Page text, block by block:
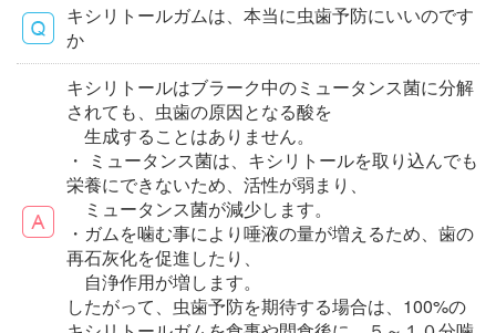
キシリトールガムは、本当に虫歯予防にいいのです
か
キシリトールはブラーク中のミュータンス菌に分解
されても、虫歯の原因となる酸を
生成することはありません。
・ ミュータンス菌は、キシリトールを取り込んでも
栄養にできないため、活性が弱まり、
ミュータンス菌が減少します。
・ガムを噛む事により唾液の量が増えるため、歯の
再石灰化を促進したり、
自浄作用が増します。
したがって、虫歯予防を期待する場合は、100%の